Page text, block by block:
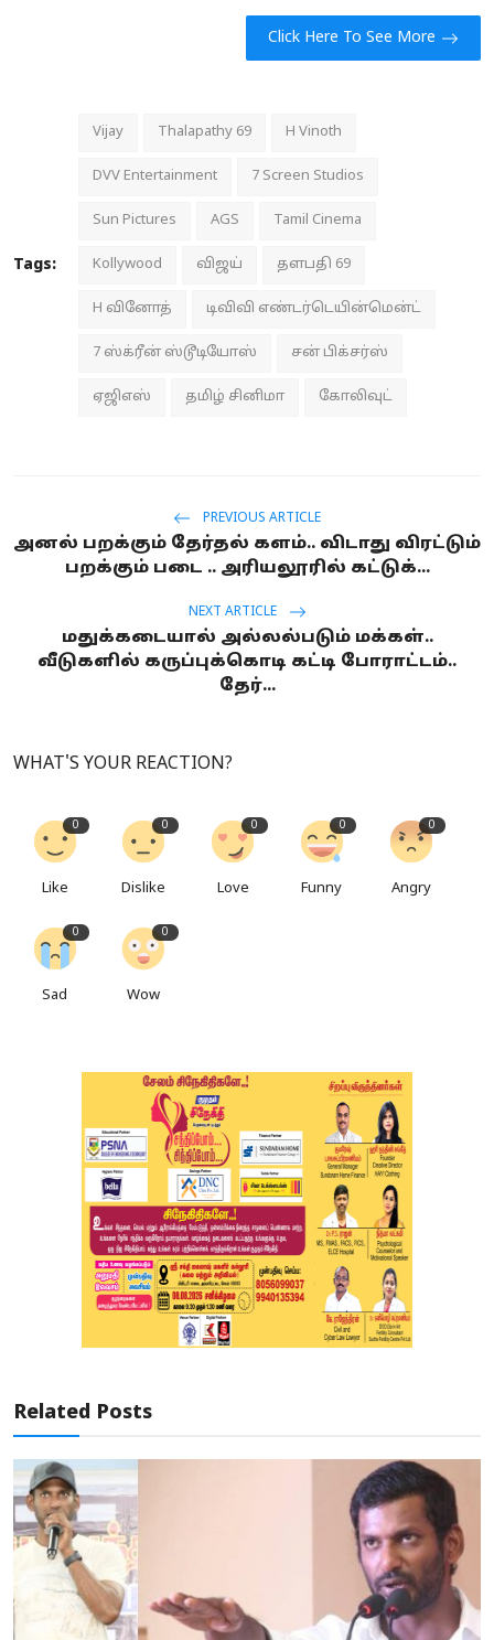
Click Here To See More
Tags:
Vijay Thalapathy 69 H Vinoth
DVV Entertainment 7 Screen Studios
Sun Pictures AGS Tamil Cinema
Kollywood விஜய் தளபதி 69
H வினோத் டிவிவி எண்டர்டெயின்மென்ட்
7 ஸ்க்ரீன் ஸ்டூடியோஸ் சன் பிக்சர்ஸ்
ஏஜிஎஸ் தமிழ் சினிமா கோலிவுட்
PREVIOUS ARTICLE
அனல் பறக்கும் தேர்தல் களம்.. விடாது விரட்டும்
பறக்கும் படை .. அரியலூரில் கட்டுக்...
NEXT ARTICLE
மதுக்கடையால் அல்லல்படும் மக்கள்..
வீடுகளில் கருப்புக்கொடி கட்டி போராட்டம்..
தேர்...
WHAT'S YOUR REACTION?
0
Like
0
Dislike
0
Love
0
Funny
0
Angry
0
Sad
0
Wow
Related Posts